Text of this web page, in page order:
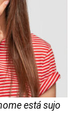
está sujo